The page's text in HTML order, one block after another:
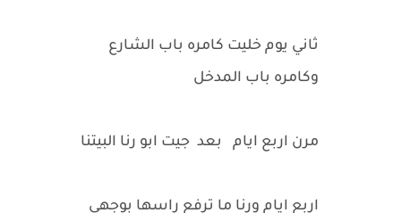
ثاني يوم خليت كامره باب الشارع
وكامره باب المدخل
مرن اربع ايام بعد جيت ابو رنا البيتنا
اربع ايام ورنا ما ترفع راسها بوجهي